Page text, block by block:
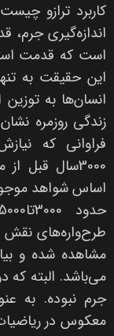
کاربرد ترازو
اندازه‌گیری جرم،
است که قدمت
این حقیقت به
انسان‌ها به توزین
زندگی روزمره
فراوانی که
3000سال قبل
اساس شواهد موجود
طرح‌واره‌های نقش
مشاهده شده و
می‌باشد. البته که
جرم نبوده. به
معکوس در